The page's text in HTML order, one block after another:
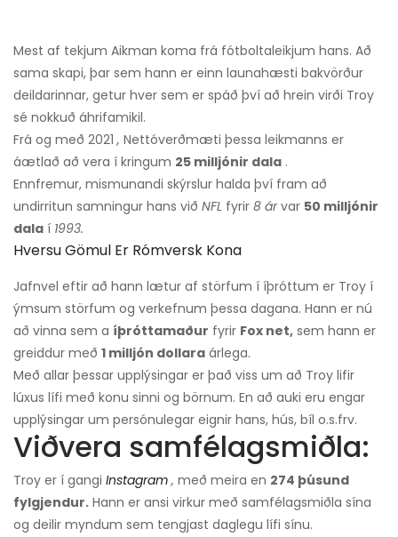
Mest af tekjum Aikman koma frá fótboltaleikjum hans. Að
sama skapi, þar sem hann er einn launahæsti bakvörður
deildarinnar, getur hver sem er spáð því að hrein virði Troy
sé nokkuð áhrifamikil.
Frá og með 2021, Nettóverðmæti þessa leikmanns er
áætlað að vera í kringum 25 milljónir dala .
Ennfremur, mismunandi skýrslur halda því fram að
undirritun samningur hans við NFL fyrir 8 árvar 50 milljónir
dala í 1993.
Hversu Gömul Er Rómversk Kona
Jafnvel eftir að hann lætur af störfum í íþróttum er Troy í
ýmsum störfum og verkefnum þessa dagana. Hann er nú
að vinna sem a íþróttamaður fyrir Fox net, sem hann er
greiddur með 1 milljón dollara árlega.
Með allar þessar upplýsingar er það viss um að Troy lifir
lúxus lífi með konu sinni og börnum. En að auki eru engar
upplýsingar um persónulegar eignir hans, hús, bíl o.s.frv.
Viðvera samfélagsmiðla:
Troy er í gangi Instagram, með meira en 274 þúsund
fylgjendur. Hann er ansi virkur með samfélagsmiðla sína
og deilir myndum sem tengjast daglegu lífi sínu.